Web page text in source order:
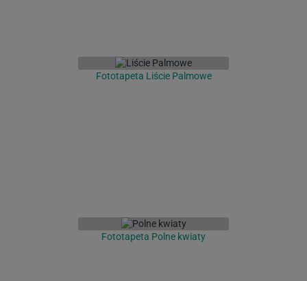
Fototapeta Liście Palmowe
Fototapeta Polne kwiaty